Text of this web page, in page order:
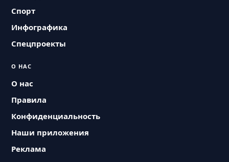
Спорт
Инфографика
Спецпроекты
О НАС
О нас
Правила
Конфиденциальность
Наши приложения
Реклама